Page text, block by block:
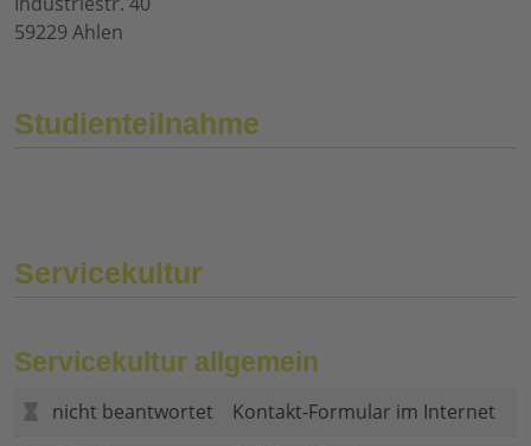
59229 Ahlen
Studienteilnahme
Servicekultur
Servicekultur allgemein
nicht beantwortet
Kontakt-Formular im Internet